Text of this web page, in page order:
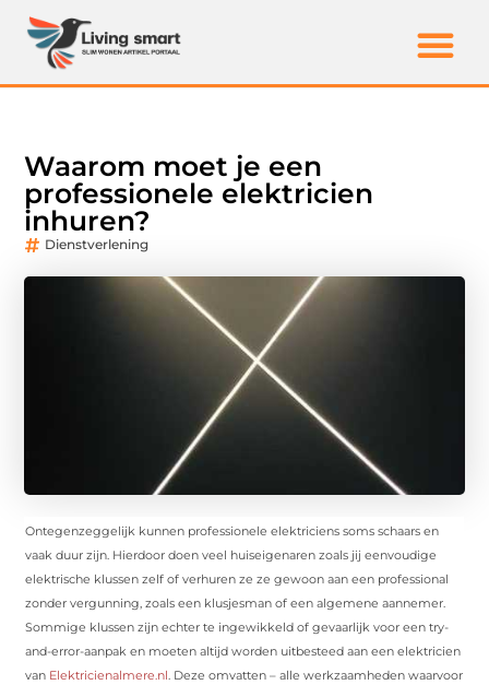
Waarom moet je een
professionele elektricien
inhuren?
Dienstverlening
Ontegenzeggelijk kunnen professionele elektriciens soms schaars en
vaak duur zijn. Hierdoor doen veel huiseigenaren zoals jij eenvoudige
elektrische klussen zelf of verhuren ze ze gewoon aan een professional
zonder vergunning, zoals een klusjesman of een algemene aannemer.
Sommige klussen zijn echter te ingewikkeld of gevaarlijk voor een try-
and-error-aanpak en moeten altijd worden uitbesteed aan een elektricien
van Elektricienalmere.nl. Deze omvatten – alle werkzaamheden waarvoor